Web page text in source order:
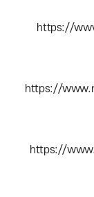
https://
https://
https://